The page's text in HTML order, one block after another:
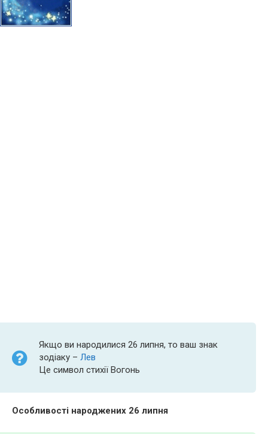
Якщо ви народилися 26 липня, то ваш знак
зодіаку – Лев
Це символ стихії Вогонь
Особливості народжених 26 липня